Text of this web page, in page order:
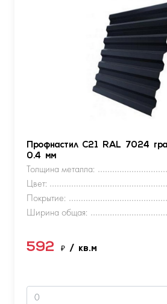
Профнастил С21 RAL 7024
0.4 мм
Толщина металла:
Цвет:
Покрытие:
Ширина общая:
592 ₽ / кв.м